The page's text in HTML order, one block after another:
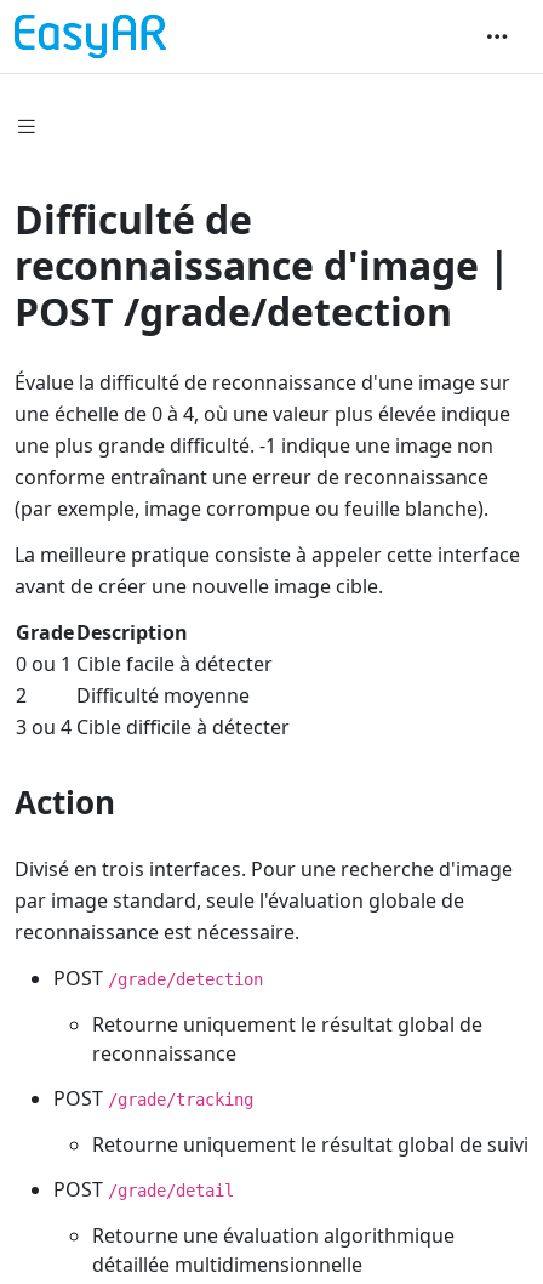
Difficulté de
reconnaissance d'image |
POST /grade/detection
Évalue la difficulté de reconnaissance d'une image sur
une échelle de 0 à 4, où une valeur plus élevée indique
une plus grande difficulté. -1 indique une image non
conforme entraînant une erreur de reconnaissance
(par exemple, image corrompue ou feuille blanche).
La meilleure pratique consiste à appeler cette interface
avant de créer une nouvelle image cible.
GradeDescription
0 ou 1 Cible facile à détecter
2
Difficulté moyenne
3 ou 4 Cible difficile à détecter
Action
Divisé en trois interfaces. Pour une recherche d'image
par image standard, seule l'évaluation globale de
reconnaissance est nécessaire.
POST /grade/detection
Retourne uniquement le résultat global de
reconnaissance
POST /grade/tracking
Retourne uniquement le résultat global de suivi
POST /grade/detail
Retourne une évaluation algorithmique
détaillée multidimensionnelle